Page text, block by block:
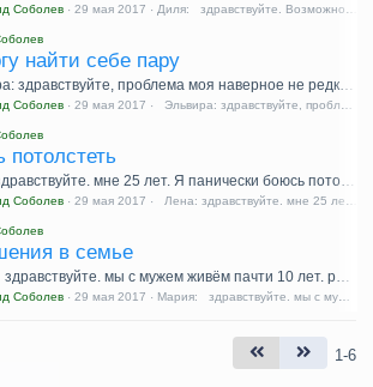
Соболев· 29 мая 2017 ·
найти себе пару
Эльвира: здравствуйте, проблема моя наверное не
Соболев· 29 мая 2017 · Эльвира: здравствуйте,
потолстеть
здравствуйте. мне 25 лет. Я панически боюсь
Соболев· 29 мая 2017 · Лена: здравствуйте. мне 25
в семье
Мария: здравствуйте. мы с мужем живём пачти 10 лет.
Соболев· 29 мая 2017 · Мария: здравствуйте. мы с
1-6